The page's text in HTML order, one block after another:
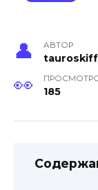
АВТОР
tauroskiff
185